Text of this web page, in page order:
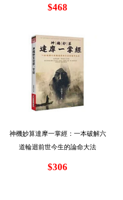
$468
神機妙算達摩一掌經：一本破解六
道輪迴前世今生的論命大法
$306